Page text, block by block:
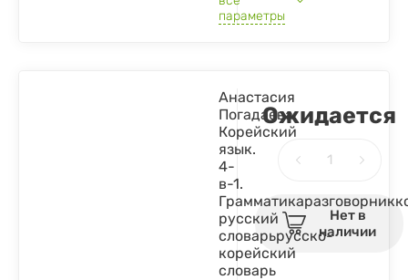
параметры
Анастасия
Погадаева:
Корейский
язык.
4-
в-1.
русский
словарьрусско-
корейский
словарь
Ожидается
Нет в
наличии